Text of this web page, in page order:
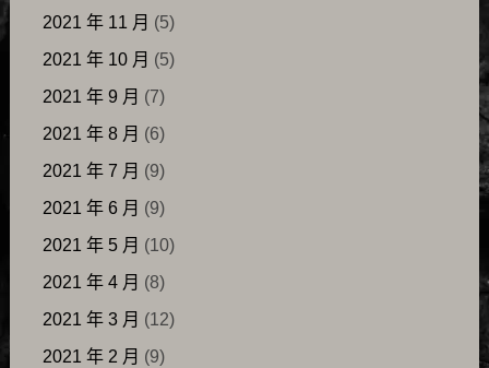
2021 年 11 月 (5)
2021 年 10 月 (5)
2021 年 9 月 (7)
2021 年 8 月 (6)
2021 年 7 月 (9)
2021 年 6 月 (9)
2021 年 5 月 (10)
2021 年 4 月 (8)
2021 年 3 月 (12)
2021 年 2 月 (9)